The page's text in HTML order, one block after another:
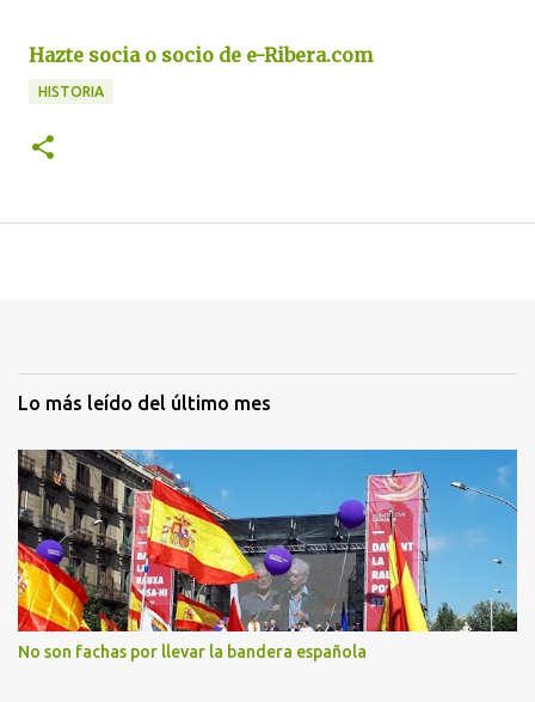
Hazte socia o socio de e-Ribera.com
HISTORIA
Lo más leído del último mes
No son fachas por llevar la bandera española